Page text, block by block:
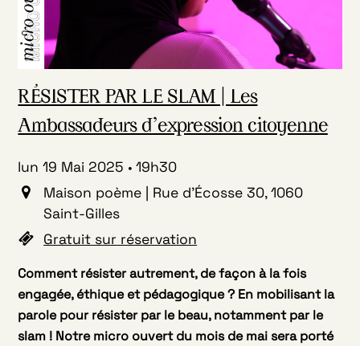
RÉSISTER PAR LE SLAM | Les
Ambassadeurs d’expression citoyenne
lun 19 Mai 2025
19h30
Maison poème | Rue d'Écosse 30, 1060
Saint-Gilles
Gratuit sur réservation
Comment résister autrement, de façon à la fois
engagée, éthique et pédagogique ? En mobilisant la
parole pour résister par le beau, notamment par le
slam ! Notre micro ouvert du mois de mai sera porté